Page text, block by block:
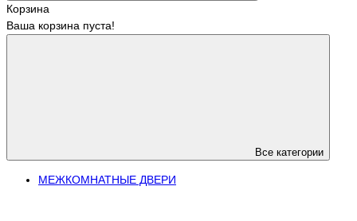
Корзина
Ваша корзина пуста!
Все категории
МЕЖКОМНАТНЫЕ ДВЕРИ